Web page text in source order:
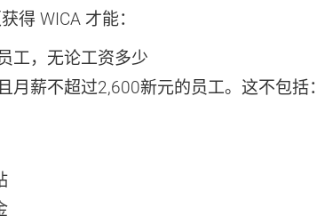
得 WICA 才能：
工，无论工资多少
月薪不超过2,600新元的员工。这不包括：
to business setup.
why we created a Business Setup Cost
for you. Try it for free.
QUOTE NOW